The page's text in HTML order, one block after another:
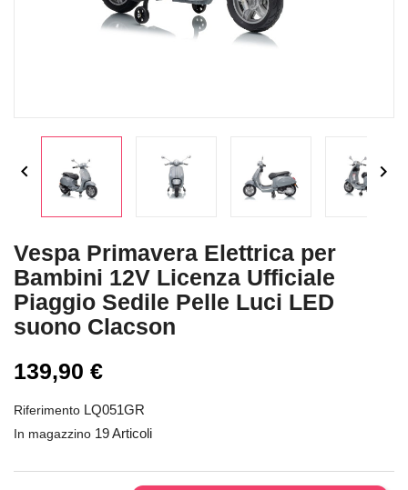
 
Vespa Primavera Elettrica per
Bambini 12V Licenza Ufficiale
Piaggio Sedile Pelle Luci LED
suono Clacson
139,90 €
Riferimento LQ051GR
In magazzino 19 Articoli